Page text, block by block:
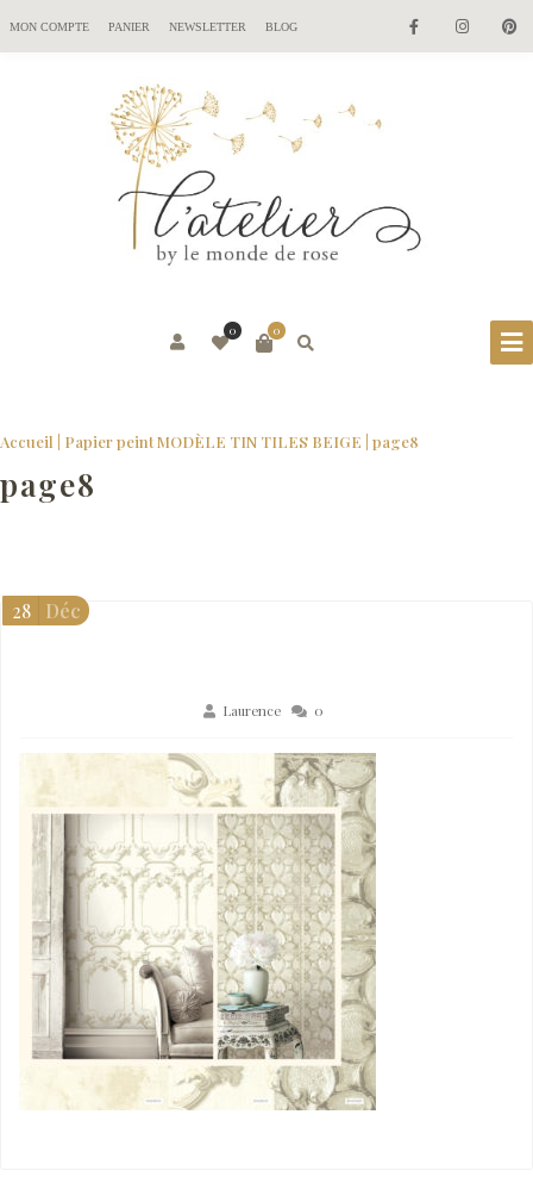
MON COMPTE PANIER NEWSLETTER BLOG
0
0
Accueil Papier peint MODÈLE TIN TILES BEIGE page8
page8
Laurence 0
28 Déc